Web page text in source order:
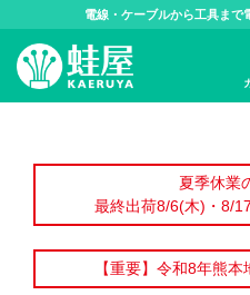
電線・ケーブルから工具まで
夏季休業
最終出荷8/6(木)・8/
【重要】令和8年熊